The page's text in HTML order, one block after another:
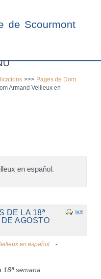
de Scourmont
>>> Pages de Dom
Armand Veilleux en
en español.
DE LA 18ª
AGOSTO
en español.
18ª semana